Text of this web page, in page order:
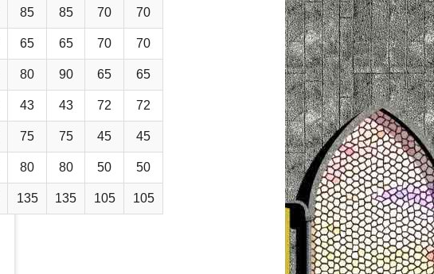
85 85 70 70
65 65 70 70
80 90 65 65
43 43 72 72
75 75 45 45
80 80 50 50
135 135 105 105